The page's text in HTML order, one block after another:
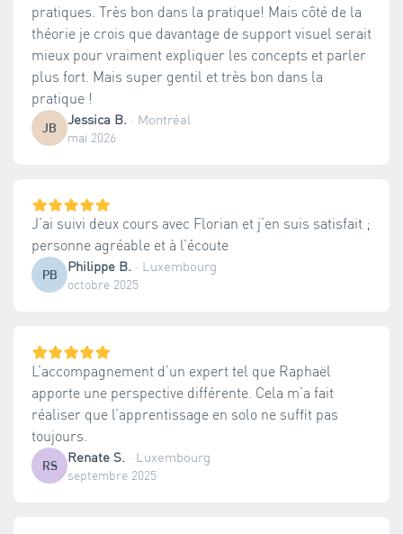
pratiques. Très bon dans la pratique! Mais côté de la
théorie je crois que davantage de support visuel serait
mieux pour vraiment expliquer les concepts et parler
plus fort. Mais super gentil et très bon dans la
pratique !
JB Jessica B. · Montréal
mai 2026
J’ai suivi deux cours avec Florian et j’en suis satisfait ;
personne agréable et à l’écoute
PB Philippe B. · Luxembourg
octobre 2025
L’accompagnement d’un expert tel que Raphaël
apporte une perspective différente. Cela m’a fait
réaliser que l’apprentissage en solo ne suffit pas
toujours.
RS Renate S. · Luxembourg
septembre 2025